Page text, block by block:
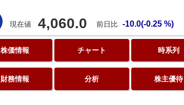
現在値 4,060.0 前日比 -10.0(-0.25 %)
株価情報 チャート 時系列
財務情報 分析 株主優待